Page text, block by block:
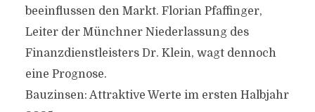
beeinflussen den Markt. Florian Pfaffinger,
Leiter der Münchner Niederlassung des
Finanzdienstleisters Dr. Klein, wagt dennoch
eine Prognose.
Bauzinsen: Attraktive Werte im ersten Halbjahr